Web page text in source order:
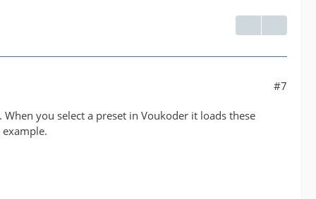
#7
you select a preset in Voukoder it loads these